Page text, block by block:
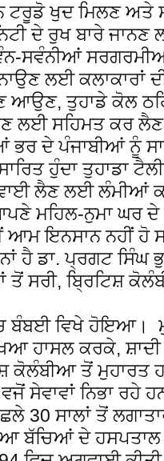
ਟਰੂਡੋ ਖੁਦ ਮਿਲਣ
ਦੇ ਰੁਖ ਬਾਰੇ
ਸਵੰਨੀਆਂ ਸਰਗਰਮੀਆਂ
ਲਈ ਕਲਾਕਾਰਾਂ
ਆਉਣ, ਤੁਹਾਡੇ ਕੋਲ
ਲਈ ਸਹਿਮਤ ਕਰ
ਭਰ ਦੇ ਪੰਜਾਬੀਆਂ ਨੂੰ
ਹੁੰਦਾ ਤੁਹਾਡਾ
ਲੈਣ ਲਈ ਲੰਮੀਆਂ
ਮਹਿਲ-ਨੁਮਾ ਘਰ ਦੇ
ਆਮ ਇਨਸਾਨ ਨਹੀਂ ਹੋ
ਹੈ ਡਾ. ਪ੍ਰਗਟ ਸਿੰਘ
ਤੋਂ ਸਰੀ, ਬ੍ਰਿਟਿਸ਼
ਬੰਬਈ ਵਿਖੇ ਹੋਇਆ।
ਹਾਸਲ ਕਰਕੇ,
ਕੋਲੰਬੀਆ ਤੋਂ ਮੁਹਾਰਤ
ਸੇਵਾਵਾਂ ਨਿਭਾ ਰਹੇ
30 ਸਾਲਾਂ ਤੋਂ
ਬੱਚਿਆਂ ਦੇ ਹਸਪਤਾਲ